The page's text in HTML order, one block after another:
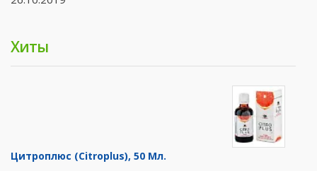
Хиты
Цитроплюс (Citroplus), 50 Мл.